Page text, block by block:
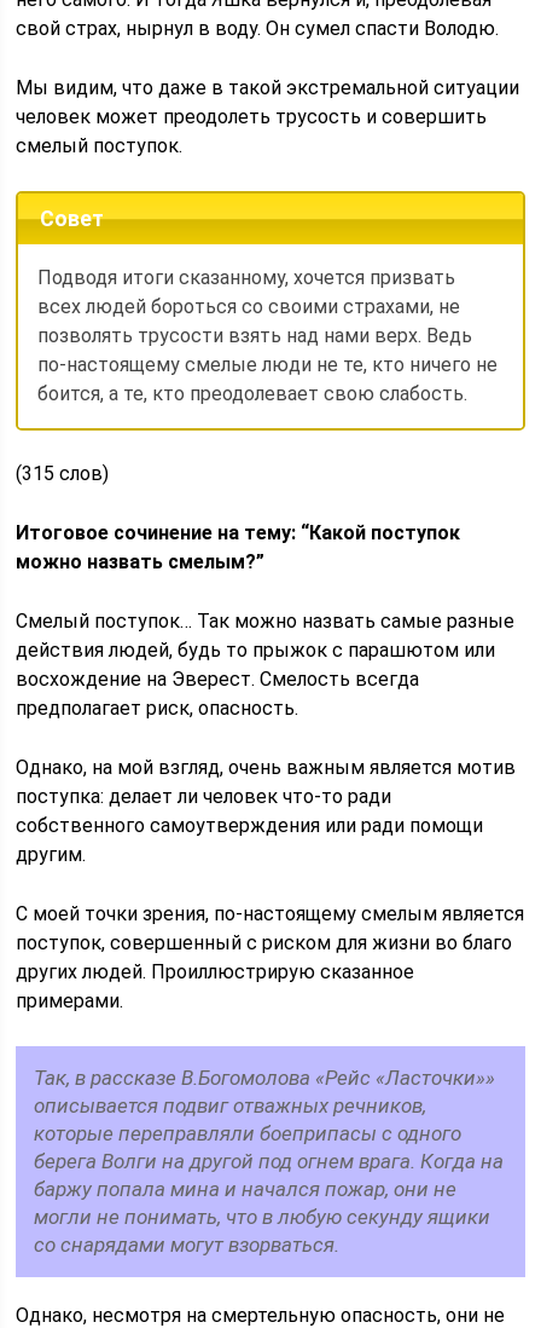
свой страх, нырнул в воду. Он сумел спасти Володю.
Мы видим, что даже в такой экстремальной ситуации
человек может преодолеть трусость и совершить
смелый поступок.
Совет
Подводя итоги сказанному, хочется призвать
всех людей бороться со своими страхами, не
позволять трусости взять над нами верх. Ведь
по-настоящему смелые люди не те, кто ничего не
боится, а те, кто преодолевает свою слабость.
(315 слов)
Итоговое сочинение на тему: “Какой поступок
можно назвать смелым?”
Смелый поступок… Так можно назвать самые разные
действия людей, будь то прыжок с парашютом или
восхождение на Эверест. Смелость всегда
предполагает риск, опасность.
Однако, на мой взгляд, очень важным является мотив
поступка: делает ли человек что-то ради
собственного самоутверждения или ради помощи
другим.
С моей точки зрения, по-настоящему смелым является
поступок, совершенный с риском для жизни во благо
других людей. Проиллюстрирую сказанное
примерами.
Так, в рассказе В.Богомолова «Рейс «Ласточки»»
описывается подвиг отважных речников,
которые переправляли боеприпасы с одного
берега Волги на другой под огнем врага. Когда на
баржу попала мина и начался пожар, они не
могли не понимать, что в любую секунду ящики
со снарядами могут взорваться.
Однако, несмотря на смертельную опасность, они не